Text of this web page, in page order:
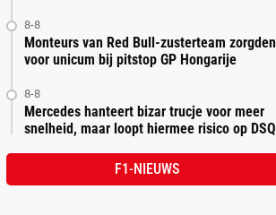
8-8
Monteurs van Red Bull-zusterteam zorgden
voor unicum bij pitstop GP Hongarije
8-8
Mercedes hanteert bizar trucje voor meer
snelheid, maar loopt hiermee risico op DSQ
F1-NIEUWS